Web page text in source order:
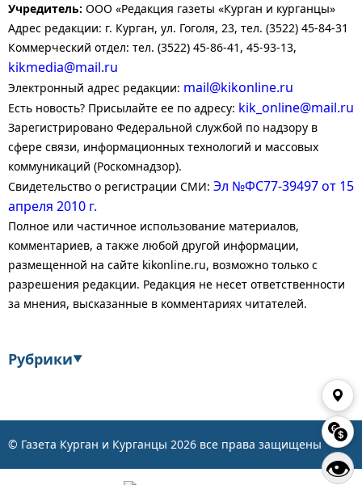
👁
Учредитель: ООО «Редакция газеты «Курган и курганцы»
Адрес редакции: г. Курган, ул. Гоголя, 23, тел. (3522) 45-84-31
Коммерческий отдел: тел. (3522) 45-86-41, 45-93-13,
kikmedia@mail.ru
Электронный адрес редакции: mail@kikonline.ru
Есть новость? Присылайте ее по адресу: kik_online@mail.ru
Зарегистрировано Федеральной службой по надзору в
сфере связи, информационных технологий и массовых
коммуникаций (Роскомнадзор).
Свидетельство о регистрации СМИ: Эл №ФС77-39497 от 15
апреля 2010 г.
Полное или частичное использование материалов,
комментариев, а также любой другой информации,
размещенной на сайте kikonline.ru, возможно только с
разрешения редакции. Редакция не несет ответственности
за мнения, высказанные в комментариях читателей.
Рубрики▼
© Газета Курган и Курганцы 2026 все права защищены